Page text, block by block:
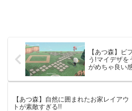
【あつ森】ビ
う!マイデザを
がめちゃ良い
【あつ森】自然に囲まれたお家レイアウ
トが素敵すぎる!!